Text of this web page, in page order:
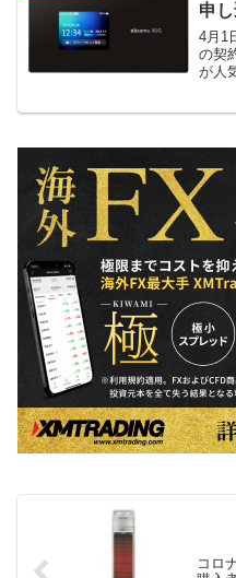
申し
4月1
の契
が人
コロ